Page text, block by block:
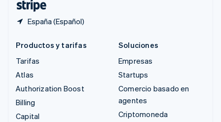
España (Español)
Productos y tarifas
Tarifas
Atlas
Authorization Boost
Billing
Capital
Soluciones
Empresas
Startups
Comercio basado en
agentes
Criptomoneda